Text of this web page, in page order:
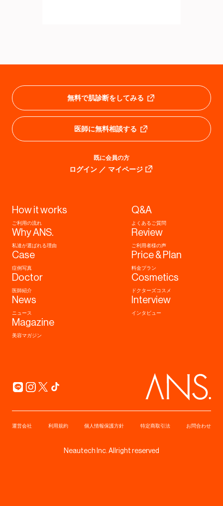
無料で肌診断をしてみる
医師に無料相談する
既に会員の方
ログイン ／ マイページ
How it works
ご利用の流れ
Q&A
よくあるご質問
Why ANS.
私達が選ばれる理由
Review
ご利用者様の声
Case
症例写真
Price & Plan
料金プラン
Doctor
医師紹介
Cosmetics
ドクターズコスメ
News
ニュース
Interview
インタビュー
Magazine
美容マガジン
運営会社 利用規約 個人情報保護方針 特定商取引法 お問合わせ
Neautech Inc. Allright reserved